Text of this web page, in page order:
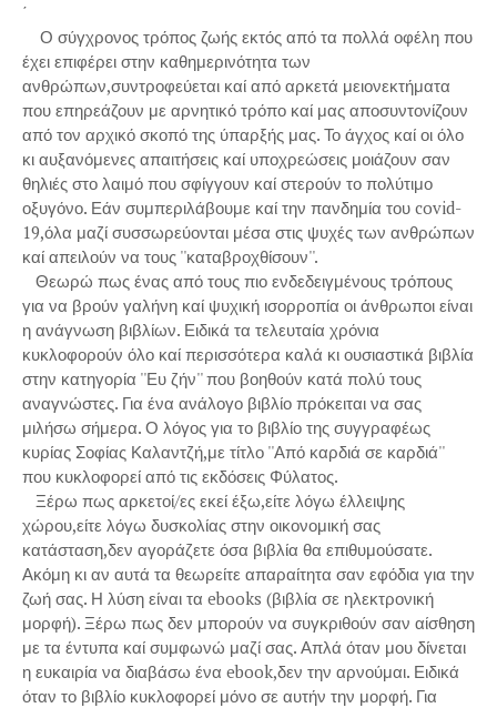
΄
Ο σύγχρονος τρόπος ζωής εκτός από τα πολλά οφέλη που
έχει επιφέρει στην καθημερινότητα των
ανθρώπων,συντροφεύεται καί από αρκετά μειονεκτήματα
που επηρεάζουν με αρνητικό τρόπο καί μας αποσυντονίζουν
από τον αρχικό σκοπό της ύπαρξής μας. Το άγχος καί οι όλο
κι αυξανόμενες απαιτήσεις καί υποχρεώσεις μοιάζουν σαν
θηλιές στο λαιμό που σφίγγουν καί στερούν το πολύτιμο
οξυγόνο. Εάν συμπεριλάβουμε καί την πανδημία του covid-
19,όλα μαζί συσσωρεύονται μέσα στις ψυχές των ανθρώπων
καί απειλούν να τους ''καταβροχθίσουν''.
Θεωρώ πως ένας από τους πιο ενδεδειγμένους τρόπους
για να βρούν γαλήνη καί ψυχική ισορροπία οι άνθρωποι είναι
η ανάγνωση βιβλίων. Ειδικά τα τελευταία χρόνια
κυκλοφορούν όλο καί περισσότερα καλά κι ουσιαστικά βιβλία
στην κατηγορία ''Ευ ζήν'' που βοηθούν κατά πολύ τους
αναγνώστες. Για ένα ανάλογο βιβλίο πρόκειται να σας
μιλήσω σήμερα. Ο λόγος για το βιβλίο της συγγραφέως
κυρίας Σοφίας Καλαντζή,με τίτλο ''Από καρδιά σε καρδιά''
που κυκλοφορεί από τις εκδόσεις Φύλατος.
Ξέρω πως αρκετοί/ες εκεί έξω,είτε λόγω έλλειψης
χώρου,είτε λόγω δυσκολίας στην οικονομική σας
κατάσταση,δεν αγοράζετε όσα βιβλία θα επιθυμούσατε.
Ακόμη κι αν αυτά τα θεωρείτε απαραίτητα σαν εφόδια για την
ζωή σας. Η λύση είναι τα ebooks (βιβλία σε ηλεκτρονική
μορφή). Ξέρω πως δεν μπορούν να συγκριθούν σαν αίσθηση
με τα έντυπα καί συμφωνώ μαζί σας. Απλά όταν μου δίνεται
η ευκαιρία να διαβάσω ένα ebook,δεν την αρνούμαι. Ειδικά
όταν το βιβλίο κυκλοφορεί μόνο σε αυτήν την μορφή. Για